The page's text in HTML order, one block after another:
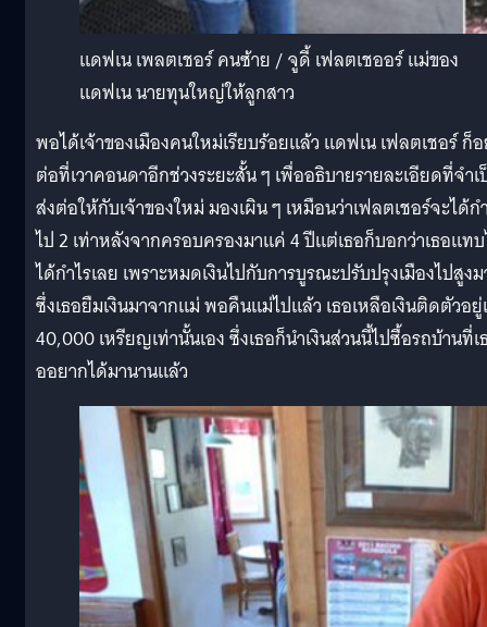
แดฟเน เพลตเชอร์ คนซ้าย / จูดี้ เฟลตเชออร์ แม่ของ
แดฟเน นายทุนใหญ่ให้ลูกสาว
พอได้เจ้าของเมืองคนใหม่เรียบร้อยแล้ว แดฟเน เฟลตเชอร์ ก็
ต่อที่เวาคอนดาอีกช่วงระยะสั้น ๆ เพื่ออธิบายรายละเอียดที่จำ
ส่งต่อให้กับเจ้าของใหม่ มองเผิน ๆ เหมือนว่าเฟลตเชอร์จะได้ก
ไป 2 เท่าหลังจากครอบครองมาแค่ 4 ปีแต่เธอก็บอกว่าเธอแท
ได้กำไรเลย เพราะหมดเงินไปกับการบูรณะปรับปรุงเมืองไปสูง
ซึ่งเธอยืมเงินมาจากแม่ พอคืนแม่ไปแล้ว เธอเหลือเงินติดตัวอ
40,000 เหรียญเท่านั้นเอง ซึ่งเธอก็นำเงินส่วนนี้ไปซื้อรถบ้านที่เ
ออยากได้มานานแล้ว